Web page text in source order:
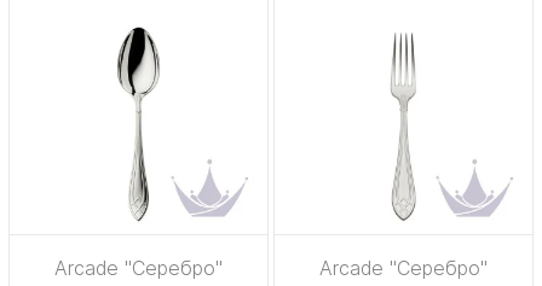
Arcade "Серебро" Arcade "Серебро"